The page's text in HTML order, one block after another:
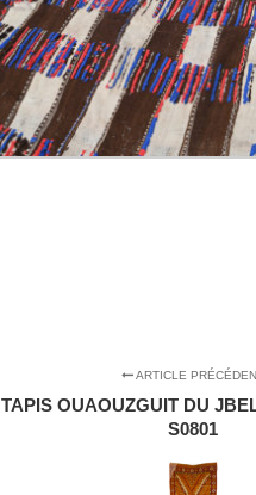
ARTICLE
TAPIS OUAOUZGUIT DU
S0801